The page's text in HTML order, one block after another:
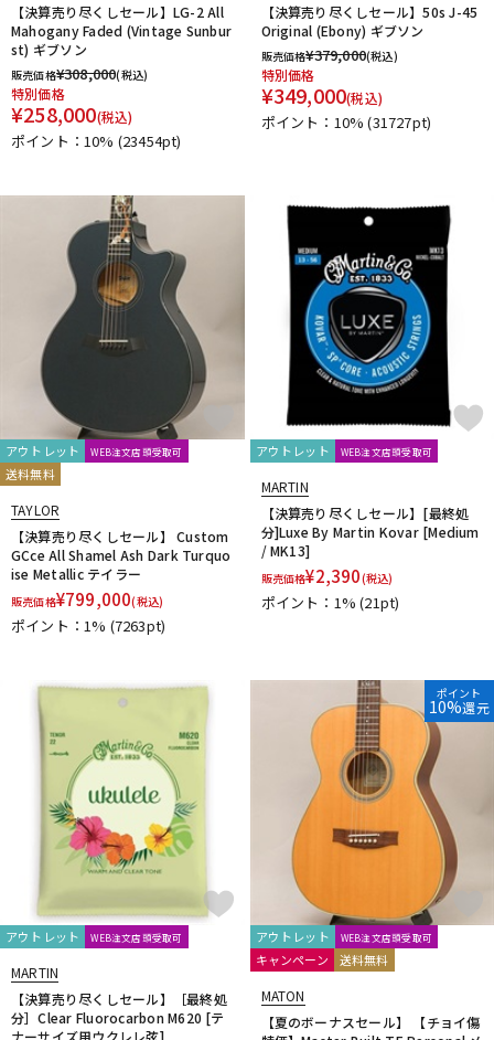
【決算売り尽くしセール】LG-2 All
Mahogany Faded (Vintage Sunbur
st) ギブソン
販売価格¥308,000(税込)
特別価格
¥258,000(税込)
ポイント：10% (23454pt)
【決算売り尽くしセール】50s J-45
Original (Ebony) ギブソン
販売価格¥379,000(税込)
特別価格
¥349,000(税込)
ポイント：10%(31727pt)
アウトレット WEB注文店頭受取可
送料無料
TAYLOR
【決算売り尽くしセール】 Custom
GCce All Shamel Ash Dark Turquo
ise Metallic テイラー
販売価格¥799,000(税込)
ポイント：1% (7263pt)
アウトレット WEB注文店頭受取可
MARTIN
【決算売り尽くしセール】[最終処
分]Luxe By Martin Kovar [Medium
/ MK13]
販売価格¥2,390(税込)
ポイント：1%(21pt)
アウトレット WEB注文店頭受取可
MARTIN
【決算売り尽くしセール】［最終処
分］Clear Fluorocarbon M620 [テ
ナーサイズ用ウクレレ弦]
ポイント
10%還元
アウトレット WEB注文店頭受取可
キャンペーン 送料無料
MATON
【夏のボーナスセール】 【チョイ傷